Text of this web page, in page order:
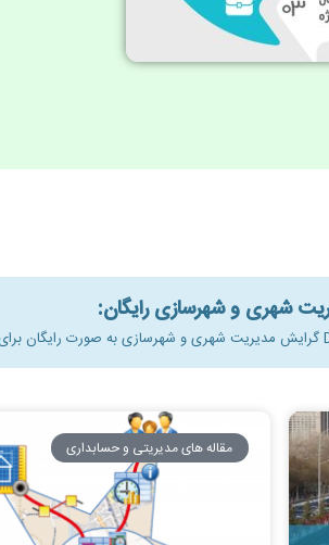
مقاله های مدیریتی و حسابداری